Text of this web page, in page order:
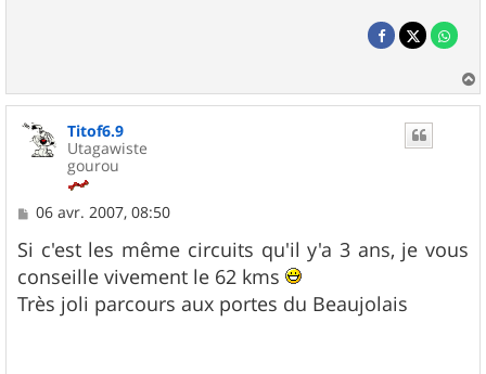
a
Titof6.9
Utagawiste
gourou
M
s
s
a
g
e
06 avr. 2007, 08:50
Si c'est les même circuits qu'il y'a 3 ans, je vous
conseille vivement le 62 kms
Très joli parcours aux portes du Beaujolais